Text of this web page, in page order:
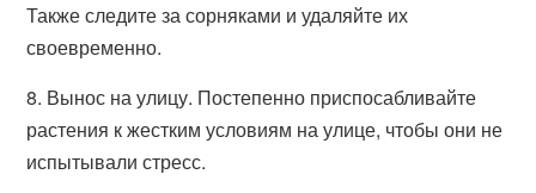
Также следите за сорняками и удаляйте их
своевременно.
8. Вынос на улицу. Постепенно приспосабливайте
растения к жестким условиям на улице, чтобы они не
испытывали стресс.